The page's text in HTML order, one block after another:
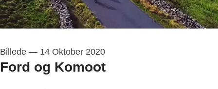
Billede — 14 Oktober 2020
Ford og Komoot